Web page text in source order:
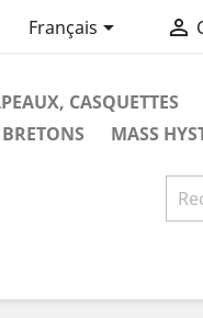
Français 
CASQUETTES
BRETONS MASS